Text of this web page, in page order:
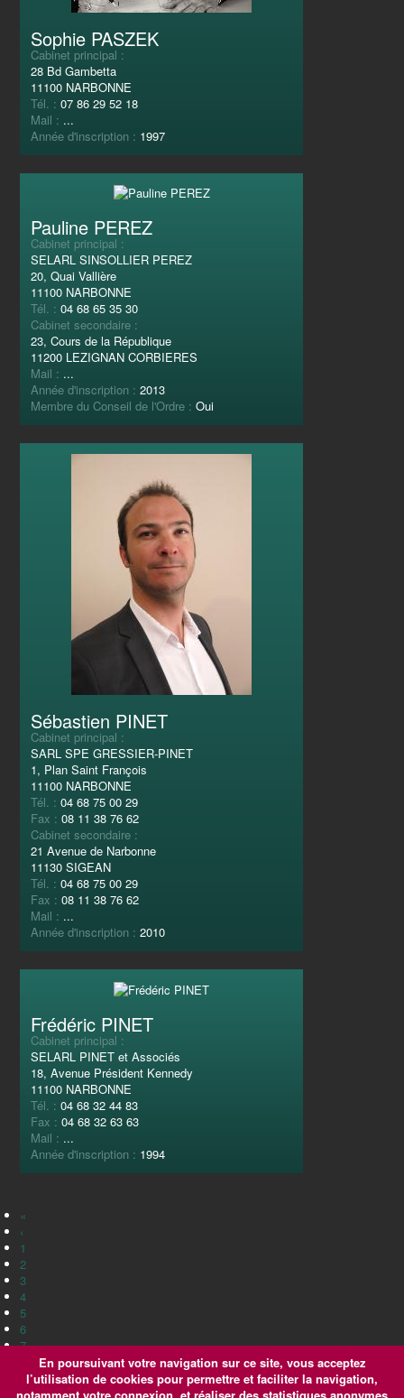
Sophie PASZEK
Cabinet principal :
28 Bd Gambetta
11100 NARBONNE
Tél. :07 86 29 52 18
Mail : ...
Année d'inscription : 1997
Pauline PEREZ
Cabinet principal :
SELARL SINSOLLIER PEREZ
20, Quai Vallière
11100 NARBONNE
Tél. :04 68 65 35 30
Cabinet secondaire :
23, Cours de la République
11200 LEZIGNAN CORBIERES
Mail : ...
Année d'inscription :2013
Membre du Conseil de l'Ordre :Oui
Sébastien PINET
Cabinet principal :
SARL SPE GRESSIER-PINET
1, Plan Saint François
11100 NARBONNE
Tél. :04 68 75 00 29
Fax :08 11 38 76 62
Cabinet secondaire :
21 Avenue de Narbonne
11130 SIGEAN
Tél. :04 68 75 00 29
Fax :08 11 38 76 62
Mail : ...
Année d'inscription :2010
Frédéric PINET
Cabinet principal :
SELARL PINET et Associés
18, Avenue Président Kennedy
11100 NARBONNE
Tél. :04 68 32 44 83
Fax :04 68 32 63 63
Mail : ...
Année d'inscription : 1994
«
‹
1
2
3
4
5
6
7
9
10
En poursuivant votre navigation sur ce site, vous acceptez
l’utilisation de cookies pour permettre et faciliter la navigation,